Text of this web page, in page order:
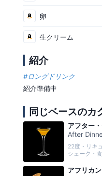
卵
生クリーム
紹介
#ロングドリンク
紹介準備中
同じベースのカ
アフター
After
22度・リキ
シェーク・
アフリカ